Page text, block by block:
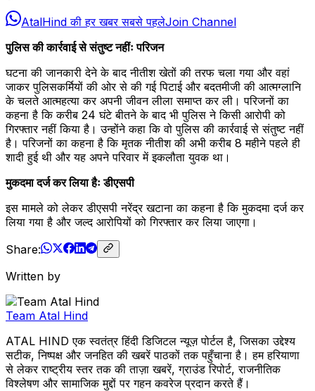
AtalHind की हर खबर सबसे पहलेJoin Channel
पुलिस की कार्रवाई से संतुष्ट नहींः परिजन
घटना की जानकारी देने के बाद नीतीश खेतों की तरफ चला गया और वहां
जाकर पुलिसकर्मियों की ओर से की गई पिटाई और बदतमीजी की आत्मग्लानि
के चलते आत्महत्या कर अपनी जीवन लीला समाप्त कर ली। परिजनों का
कहना है कि करीब 24 घंटे बीतने के बाद भी पुलिस ने किसी आरोपी को
गिरफ्तार नहीं किया है। उन्होंने कहा कि वो पुलिस की कार्रवाई से संतुष्ट नहीं
है। परिजनों का कहना है कि मृतक नीतीश की अभी करीब 8 महीने पहले ही
शादी हुई थी और यह अपने परिवार में इकलौता युवक था।
मुकदमा दर्ज कर लिया हैः डीएसपी
इस मामले को लेकर डीएसपी नरेंद्र खटाना का कहना है कि मुकदमा दर्ज कर
लिया गया है और जल्द आरोपियों को गिरफ्तार कर लिया जाएगा।
Share:
Written by
Team Atal Hind
ATAL HIND एक स्वतंत्र हिंदी डिजिटल न्यूज़ पोर्टल है, जिसका उद्देश्य
सटीक, निष्पक्ष और जनहित की खबरें पाठकों तक पहुँचाना है। हम हरियाणा
से लेकर राष्ट्रीय स्तर तक की ताज़ा खबरें, ग्राउंड रिपोर्ट, राजनीतिक
विश्लेषण और सामाजिक मुद्दों पर गहन कवरेज प्रदान करते हैं।